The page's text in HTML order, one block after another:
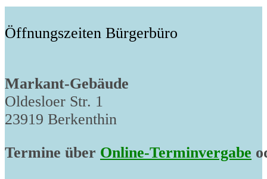
Öffnungszeiten Bürgerbüro
Markant-Gebäude
Oldesloer Str. 1
23919 Berkenthin
Termine über Online-Terminvergabe